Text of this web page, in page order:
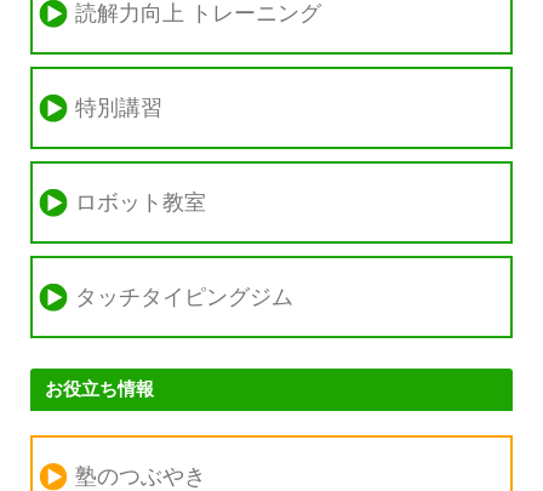
読解力向上 トレーニング
特別講習
ロボット教室
タッチタイピングジム
お役立ち情報
塾のつぶやき